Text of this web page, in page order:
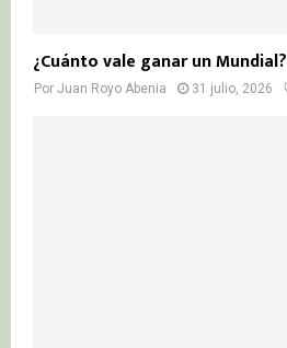
¿Cuánto vale ganar un Mundial?
Por Juan Royo Abenia 31 julio, 2026